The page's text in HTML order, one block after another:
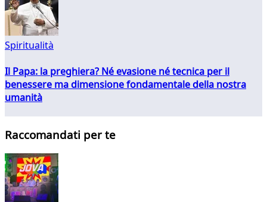
Spiritualità
Il Papa: la preghiera? Né evasione né tecnica per il
benessere ma dimensione fondamentale della nostra
umanità
Raccomandati per te